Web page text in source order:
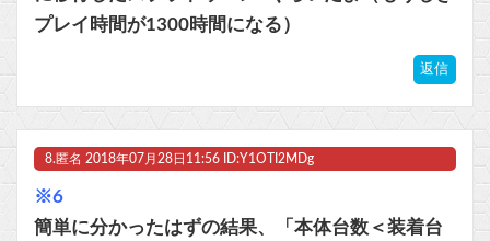
プレイ時間が1300時間になる）
返信
8. 匿名 2018年07月28日11:56 ID:Y1OTI2MDg
※6
簡単に分かったはずの結果、「本体台数＜装着台